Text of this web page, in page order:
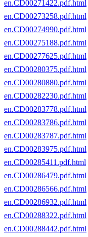
en.CD00271422.pdf.html
en.CD00273258.pdf.html
en.CD00274990.pdf.html
en.CD00275188.pdf.html
en.CD00277625.pdf.html
en.CD00280375.pdf.html
en.CD00280880.pdf.html
en.CD00282230.pdf.html
en.CD00283778.pdf.html
en.CD00283786.pdf.html
en.CD00283787.pdf.html
en.CD00283975.pdf.html
en.CD00285411.pdf.html
en.CD00286479.pdf.html
en.CD00286566.pdf.html
en.CD00286932.pdf.html
en.CD00288322.pdf.html
en.CD00288442.pdf.html